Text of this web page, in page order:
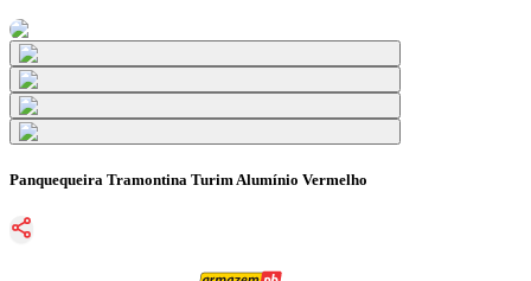
Panquequeira Tramontina Turim Alumínio Vermelho